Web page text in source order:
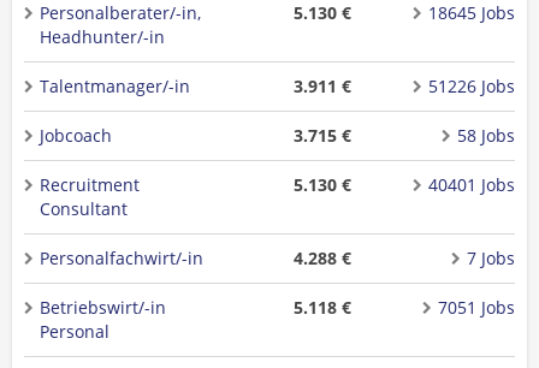
Personalberater/-in,
Headhunter/-in
5.130 € 18645 Jobs
Talentmanager/-in 3.911 € 51226 Jobs
Jobcoach 3.715 € 58 Jobs
Recruitment
Consultant
5.130 € 40401 Jobs
Personalfachwirt/-in 4.288 € 7 Jobs
Betriebswirt/-in
Personal
5.118 € 7051 Jobs